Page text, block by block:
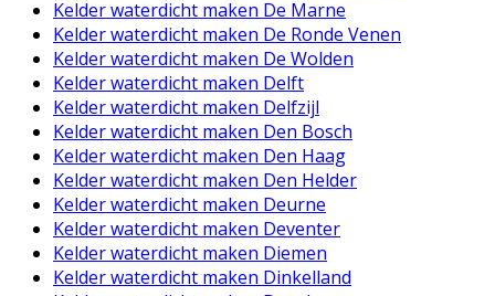
Kelder waterdicht maken De Marne
Kelder waterdicht maken De Ronde Venen
Kelder waterdicht maken De Wolden
Kelder waterdicht maken Delft
Kelder waterdicht maken Delfzijl
Kelder waterdicht maken Den Bosch
Kelder waterdicht maken Den Haag
Kelder waterdicht maken Den Helder
Kelder waterdicht maken Deurne
Kelder waterdicht maken Deventer
Kelder waterdicht maken Diemen
Kelder waterdicht maken Dinkelland